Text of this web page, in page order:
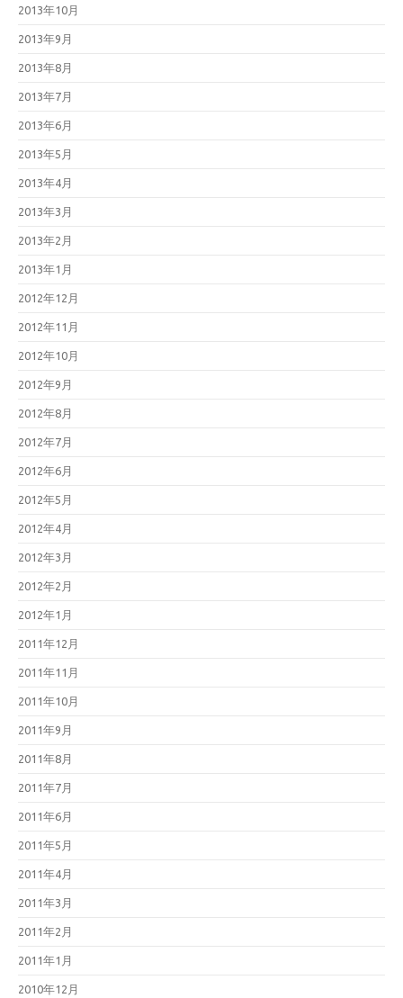
2013年10月
2013年9月
2013年8月
2013年7月
2013年6月
2013年5月
2013年4月
2013年3月
2013年2月
2013年1月
2012年12月
2012年11月
2012年10月
2012年9月
2012年8月
2012年7月
2012年6月
2012年5月
2012年4月
2012年3月
2012年2月
2012年1月
2011年12月
2011年11月
2011年10月
2011年9月
2011年8月
2011年7月
2011年6月
2011年5月
2011年4月
2011年3月
2011年2月
2011年1月
2010年12月